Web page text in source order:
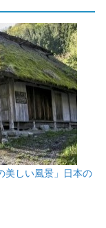
美しい風景」日本の